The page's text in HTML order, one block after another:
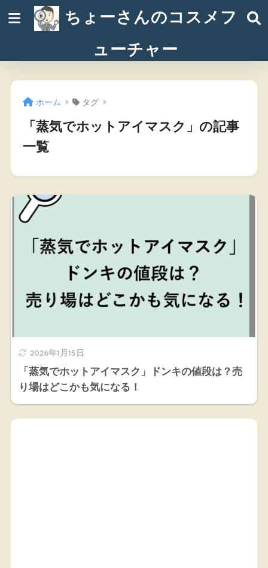
ちょーさんのコスメフ
ューチャー
ホーム タグ
「蒸気でホットアイマスク」の記事
一覧
2026年1月15日
「蒸気でホットアイマスク」ドンキの値段は？売
り場はどこかも気になる！